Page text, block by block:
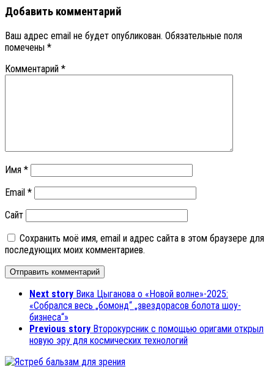
Добавить комментарий
Ваш адрес email не будет опубликован. Обязательные поля
помечены *
Комментарий *
Имя *
Email *
Сайт
Сохранить моё имя, email и адрес сайта в этом браузере для
последующих моих комментариев.
Next story Вика Цыганова о «Новой волне»-2025:
«Собрался весь „бомонд“ „звездорасов болота шоу-
бизнеса“»
Previous story Второкурсник с помощью оригами открыл
новую эру для космических технологий